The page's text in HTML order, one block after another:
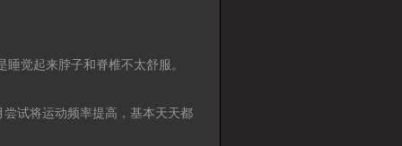
觉起来脖子和脊椎不太舒服。
试将运动频率提高，基本天天都